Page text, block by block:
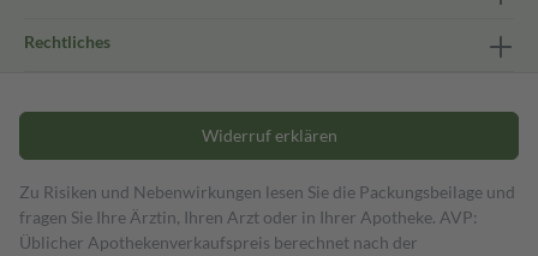
Rechtliches
Widerruf erklären
Zu Risiken und Nebenwirkungen lesen Sie die Packungsbeilage und
fragen Sie Ihre Ärztin, Ihren Arzt oder in Ihrer Apotheke. AVP:
Üblicher Apothekenverkaufspreis berechnet nach der